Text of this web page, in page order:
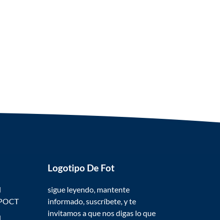
Logotipo De Fot
sigue leyendo, mantente
informado, suscríbete, y te
invitamos a que nos digas lo que